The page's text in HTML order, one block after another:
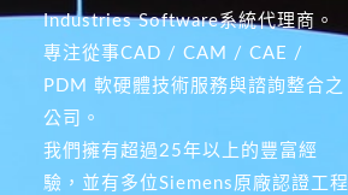
Industries Software系統代理商。
專注從事CAD / CAM / CAE /
PDM 軟硬體技術服務與諮詢整合之
公司。
我們擁有超過25年以上的豐富經
驗，並有多位Siemens原廠認證工程